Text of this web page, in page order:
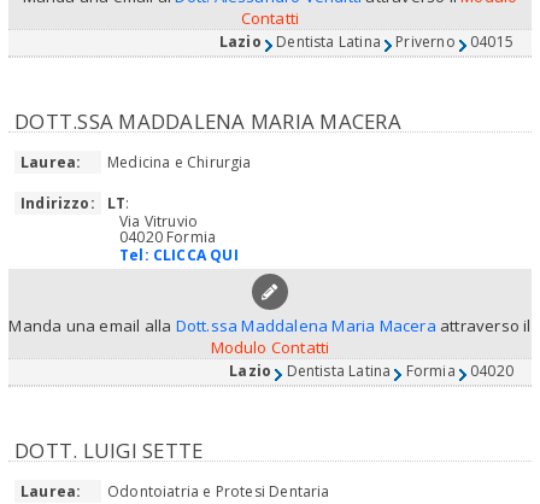
Contatti
Lazio Dentista Latina Priverno 04015
DOTT.SSA MADDALENA MARIA MACERA
Laurea:
Medicina e Chirurgia
Indirizzo:
LT:
Via Vitruvio
04020 Formia
Tel: CLICCA QUI
Manda una email alla Dott.ssa Maddalena Maria Macera attraverso il
Modulo Contatti
Lazio Dentista Latina Formia 04020
DOTT. LUIGI SETTE
Laurea: Odontoiatria e Protesi Dentaria